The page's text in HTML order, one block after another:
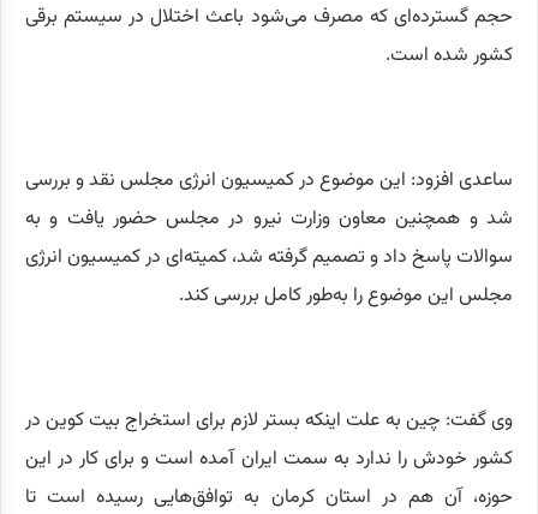
حجم گسترده‌ای که مصرف می‌شود باعث اختلال در سیستم برقی
کشور شده است.
ساعدی افزود: این موضوع در کمیسیون انرژی مجلس نقد و بررسی
شد و همچنین معاون وزارت نیرو در مجلس حضور یافت و به
سوالات پاسخ داد و تصمیم گرفته شد، کمیته‌ای در کمیسیون انرژی
مجلس این موضوع را به‌طور کامل بررسی کند.
وی گفت: چین به علت اینکه بستر لازم برای استخراج بیت کوین در
کشور خودش را ندارد به سمت ایران آمده است و برای کار در این
حوزه، آن هم در استان کرمان به توافق‌هایی رسیده است تا